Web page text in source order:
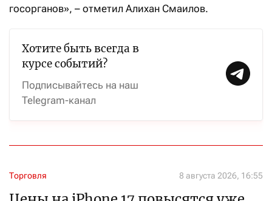
госорганов», – отметил Алихан Смаилов.
Хотите быть всегда в
курсе событий?
Подписывайтесь на наш
Telegram-канал
Торговля 8 августа 2026, 16:55